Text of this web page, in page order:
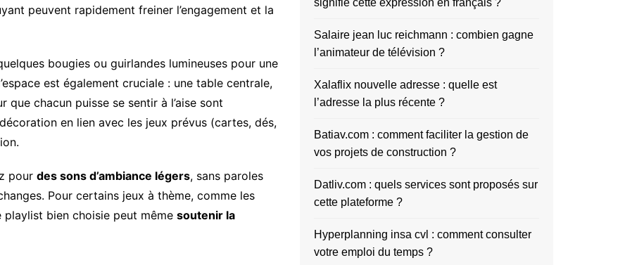
peuvent rapidement freiner l’engagement et la
bougies ou guirlandes lumineuses pour une
est également cruciale : une table centrale,
chacun puisse se sentir à l’aise sont
en lien avec les jeux prévus (cartes, dés,
pour des sons d’ambiance légers, sans paroles
Pour certains jeux à thème, comme les
playlist bien choisie peut même soutenir la
signifie cette expression en français ?
Salaire jean luc reichmann : combien gagne
l’animateur de télévision ?
Xalaflix nouvelle adresse : quelle est
l’adresse la plus récente ?
Batiav.com : comment faciliter la gestion de
vos projets de construction ?
Datliv.com : quels services sont proposés sur
cette plateforme ?
Hyperplanning insa cvl : comment consulter
votre emploi du temps ?